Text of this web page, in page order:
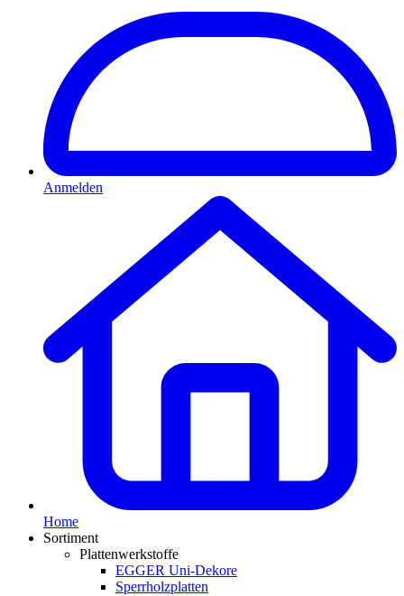
Anmelden
Home
Sortiment
Plattenwerkstoffe
EGGER Uni-Dekore
Sperrholzplatten